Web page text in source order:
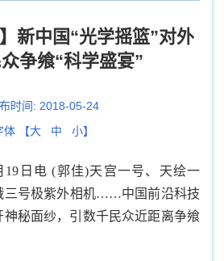
新中国“光学摇篮”对外
争飨“科学盛宴”
时间: 2018-05-24
体 【大 中 小】
19日电 (郭佳)天宫一号、天绘一
三号极紫外相机……中国前沿科技
神秘面纱，引数千民众近距离争飨